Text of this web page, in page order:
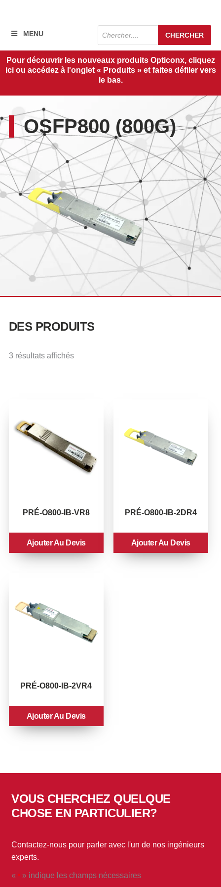
MENU
Recherche
de
produits
CHERCHER
Pour découvrir les nouveaux produits Opticonx, cliquez
ici ou accédez à l'onglet « Produits » et faites défiler vers
le bas.
OSFP800 (800G)
DES PRODUITS
3 résultats affichés
PRÉ-O800-IB-VR8
Ajouter Au Devis
PRÉ-O800-IB-2DR4
Ajouter Au Devis
PRÉ-O800-IB-2VR4
Ajouter Au Devis
VOUS CHERCHEZ QUELQUE
CHOSE EN PARTICULIER?
Contactez-nous pour parler avec l'un de nos ingénieurs
experts.
« * » indique les champs nécessaires